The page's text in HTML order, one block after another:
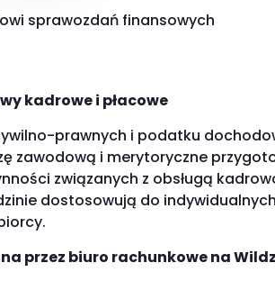
sprawozdań finansowych
kadrowe i płacowe
prawnych i podatku
zawodową i merytoryczne
związanych z obsługą
dostosowują do
przez biuro rachunkowe na